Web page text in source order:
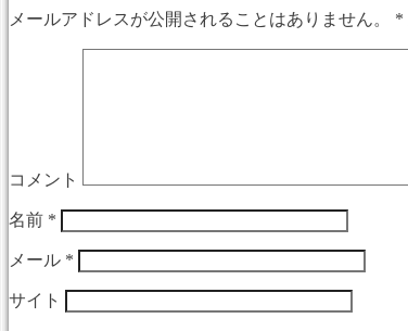
メールアドレスが公開されることはありません。 *
コメント
名前 *
メール *
サイト